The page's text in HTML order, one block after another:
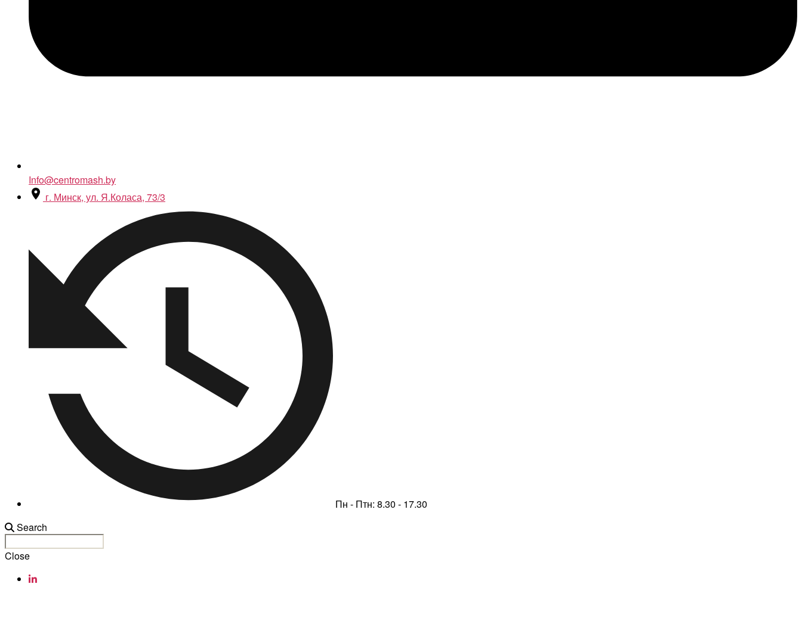
Info@centromash.by
г. Минск, ул. Я.Коласа, 73/3
Пн - Птн: 8.30 - 17.30
Search
Close